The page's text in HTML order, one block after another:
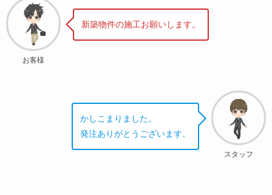
お客様
新築物件の施工お願いします。
スタッフ
かしこまりました。
発注ありがとうございます。